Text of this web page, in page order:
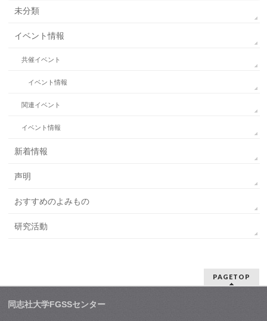
未分類
イベント情報
共催イベント
イベント情報
関連イベント
イベント情報
新着情報
声明
おすすめのよみもの
研究活動
PAGETOP
同志社大学FGSSセンター